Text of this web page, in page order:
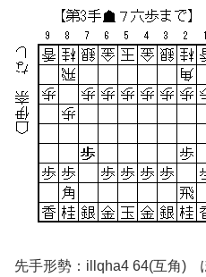
先手形勢：illqha4 64(互角)